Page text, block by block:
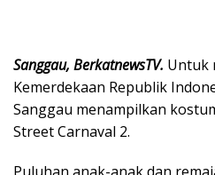
Sanggau, BerkatnewsTV. Untuk
Kemerdekaan Republik
Sanggau menampilkan
Street Carnaval 2.